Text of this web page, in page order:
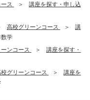
ス
講座を探す・申し込
高校グリーンコース
講
学
ンコース
講座を探す・
グリーンコース
講座を